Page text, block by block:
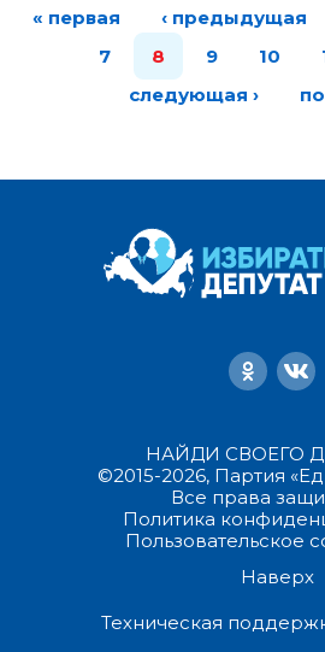
« первая ‹ предыдущая
7
8 9 10
следующая ›
НАЙДИ СВОЕГО
©2015-2026, Партия
Все права
Политика
Пользовательское
Наверх
Техническая